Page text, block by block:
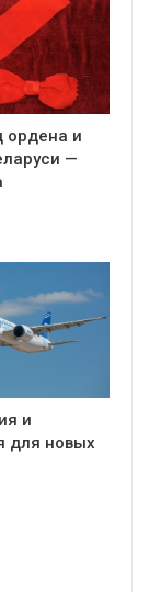
ордена и
—
и
для новых